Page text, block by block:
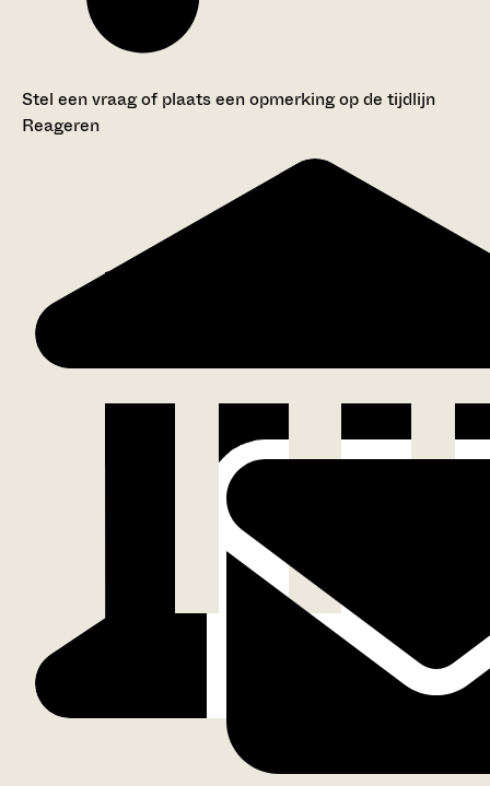
Stel een vraag of plaats een opmerking op de tijdlijn
Reageren